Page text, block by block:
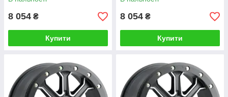
ALUG14#18BX
8 054 ₴
Купити
ALUG14#20BX
8 054 ₴
Купити